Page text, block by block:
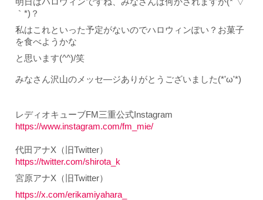
｀*)？
私はこれといった予定がないのでハロウィンぽい？お菓子
を食べようかな
と思います(^^)/笑
みなさん沢山のメッセ―ジありがとうございました(*'ω'*)
レディオキューブFM三重公式Instagram
https://www.instagram.com/fm_mie/
代田アナX（旧Twitter）
https://twitter.com/shirota_k
宮原アナX（旧Twitter）
https://x.com/erikamiyahara_